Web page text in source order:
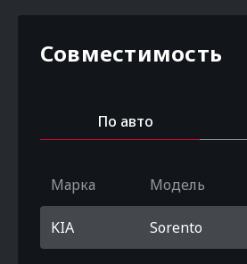
Совместимость
По авто
Марка Модель
KIA Sorento